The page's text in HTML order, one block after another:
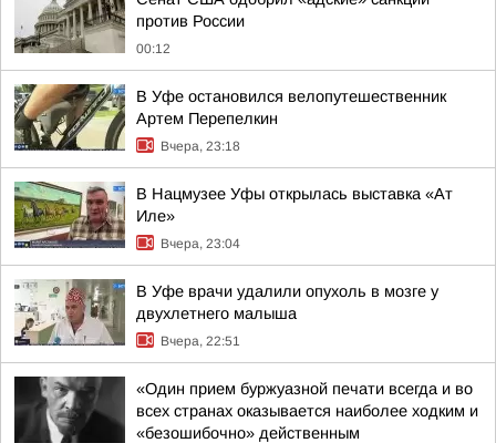
против России
00:12
В Уфе остановился велопутешественник
Артем Перепелкин
Вчера, 23:18
В Нацмузее Уфы открылась выставка «Ат
Иле»
Вчера, 23:04
В Уфе врачи удалили опухоль в мозге у
двухлетнего малыша
Вчера, 22:51
«Один прием буржуазной печати всегда и во
всех странах оказывается наиболее ходким и
«безошибочно» действенным